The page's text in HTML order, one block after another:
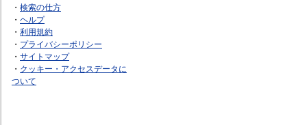
・ 検索の仕方
・ ヘルプ
・ 利用規約
・ プライバシーポリシー
・ サイトマップ
・ クッキー・アクセスデータに
ついて